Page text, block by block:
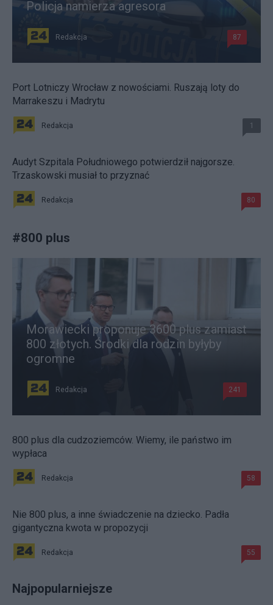
Policja namierza agresora
Redakcja 87
Port Lotniczy Wrocław z nowościami. Ruszają loty do
Marrakeszu i Madrytu
Redakcja 1
Audyt Szpitala Południowego potwierdził najgorsze.
Trzaskowski musiał to przyznać
Redakcja 80
#800 plus
Morawiecki proponuje 3600 plus zamiast
800 złotych. Środki dla rodzin byłyby
ogromne
Redakcja 241
800 plus dla cudzoziemców. Wiemy, ile państwo im
wypłaca
Redakcja 58
Nie 800 plus, a inne świadczenie na dziecko. Padła
gigantyczna kwota w propozycji
Redakcja 55
Najpopularniejsze